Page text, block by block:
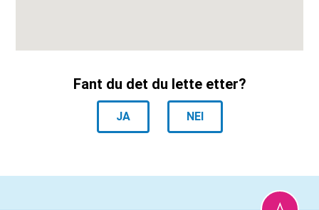
Fant du det du lette etter?
JA NEI